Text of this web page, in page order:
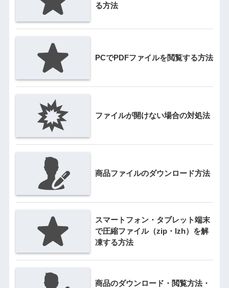
る方法
PCでPDFファイルを閲覧する方法
ファイルが開けない場合の対処法
商品ファイルのダウンロード方法
スマートフォン・タブレット端末
で圧縮ファイル（zip・lzh）を解
凍する方法
商品のダウンロード・閲覧方法・